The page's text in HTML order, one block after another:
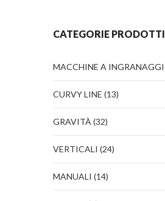
CATEGORIE PRODOTTI
MACCHINE A INGRANAGGI
CURVY LINE (13)
GRAVITÀ (32)
VERTICALI (24)
MANUALI (14)